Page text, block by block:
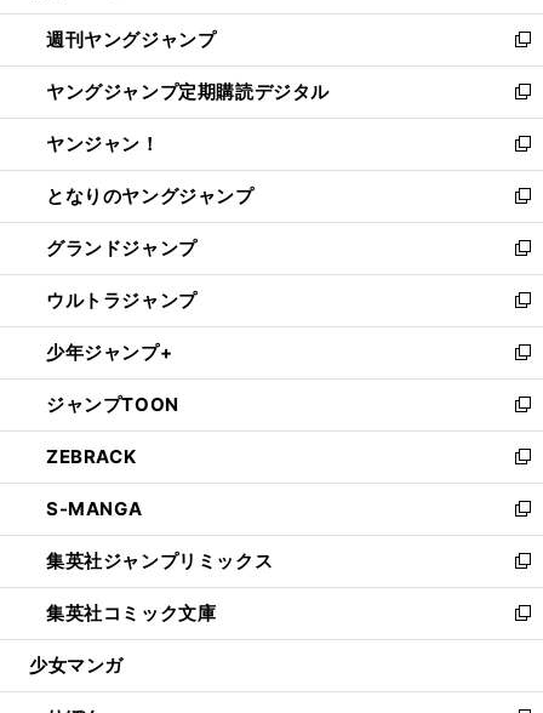
開
く
ウ
で
開
く
ン
ド
ウ
で
開
く
ウ
ィ
ン
ド
ウ
で
開
く
週刊ヤングジャンプ
新
し
い
ウ
ィ
ン
ド
ウ
で
開
く
ヤングジャンプ定期購読デジタル
新
し
い
ウ
ィ
ン
ド
ウ
で
開
く
ヤンジャン！
新
し
い
ウ
ィ
ン
ド
ウ
で
開
く
となりのヤングジャンプ
新
し
い
ウ
ィ
ン
ド
ウ
で
開
く
グランドジャンプ
新
し
い
ウ
ィ
ン
ド
ウ
で
開
く
ウルトラジャンプ
新
し
い
ウ
ィ
ン
ド
ウ
で
開
く
少年ジャンプ+
新
し
い
ウ
ィ
ン
ド
ウ
で
開
く
ジャンプTOON
新
し
い
ウ
ィ
ン
ド
ウ
で
開
ZEBRACK
新
し
い
ウ
ィ
ン
ド
ウ
開
S-MANGA
新
し
い
ウ
ィ
ン
ウ
集英社ジャンプリミックス
新
し
い
ウ
ン
集英社コミック文庫
新
し
ウ
少女マンガ